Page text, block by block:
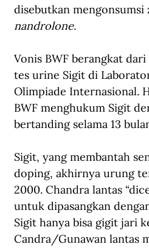
disebutkan mengonsumsi
nandrolone.
Vonis BWF berangkat
tes urine Sigit di
Olimpiade Internasional.
BWF menghukum Sigit
bertanding selama 13
Sigit, yang membantah
doping, akhirnya urung
2000. Chandra lantas
untuk dipasangkan
Sigit hanya bisa gigit jari
Candra/Gunawan lantas